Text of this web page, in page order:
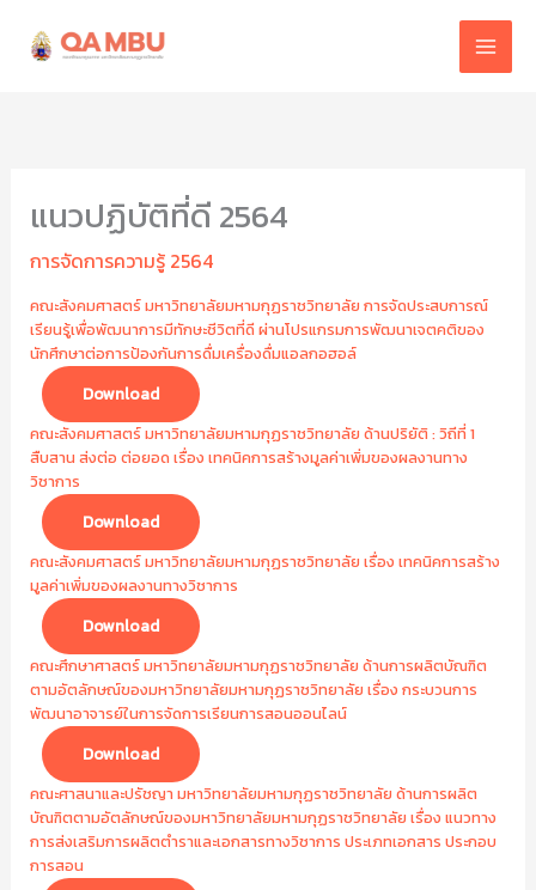
แนวปฏิบัติที่ดี 2564
การจัดการความรู้ 2564
คณะสังคมศาสตร์ มหาวิทยาลัยมหามกุฏราชวิทยาลัย การจัดประสบการณ์
เรียนรู้เพื่อพัฒนาการมีทักษะชีวิตที่ดี ผ่านโปรแกรมการพัฒนาเจตคติของ
นักศึกษาต่อการป้องกันการดื่มเครื่องดื่มแอลกอฮอล์
Download
คณะสังคมศาสตร์ มหาวิทยาลัยมหามกุฏราชวิทยาลัย ด้านปริยัติ : วิถีที่ 1
สืบสาน ส่งต่อ ต่อยอด เรื่อง เทคนิคการสร้างมูลค่าเพิ่มของผลงานทาง
วิชาการ
Download
คณะสังคมศาสตร์ มหาวิทยาลัยมหามกุฏราชวิทยาลัย เรื่อง เทคนิคการสร้าง
มูลค่าเพิ่มของผลงานทางวิชาการ
Download
คณะศึกษาศาสตร์ มหาวิทยาลัยมหามกุฏราชวิทยาลัย ด้านการผลิตบัณฑิต
ตามอัตลักษณ์ของมหาวิทยาลัยมหามกุฏราชวิทยาลัย เรื่อง กระบวนการ
พัฒนาอาจารย์ในการจัดการเรียนการสอนออนไลน์
Download
คณะศาสนาและปรัชญา มหาวิทยาลัยมหามกุฏราชวิทยาลัย ด้านการผลิต
บัณฑิตตามอัตลักษณ์ของมหาวิทยาลัยมหามกุฏราชวิทยาลัย เรื่อง แนวทาง
การส่งเสริมการผลิตตำราและเอกสารทางวิชาการ ประเภทเอกสาร ประกอบ
การสอน